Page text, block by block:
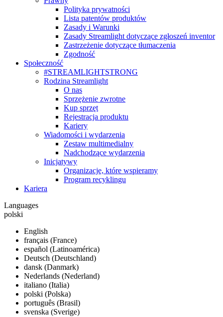
Polityka prywatności
Lista patentów produktów
Zasady i Warunki
Zasady Streamlight dotyczące zgłoszeń inventor
Zastrzeżenie dotyczące tłumaczenia
Zgodność
Społeczność
#STREAMLIGHTSTRONG
Rodzina Streamlight
O nas
Sprzężenie zwrotne
Kup sprzęt
Rejestracja produktu
Kariery
Wiadomości i wydarzenia
Zestaw multimedialny
Nadchodzące wydarzenia
Inicjatywy
Organizacje, które wspieramy
Program recyklingu
Kariera
Languages
polski
English
français (France)
español (Latinoamérica)
Deutsch (Deutschland)
dansk (Danmark)
Nederlands (Nederland)
italiano (Italia)
polski (Polska)
português (Brasil)
svenska (Sverige)